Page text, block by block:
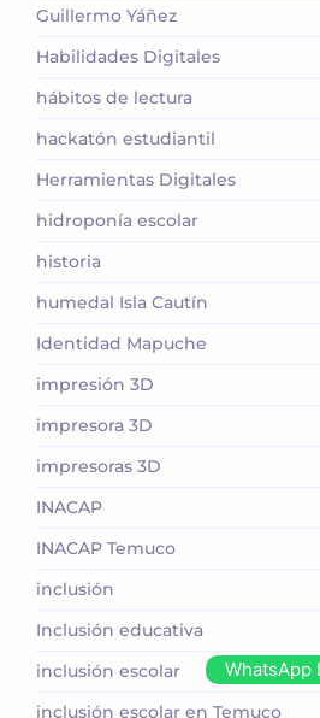
Guillermo Yáñez
Habilidades Digitales
hábitos de lectura
hackatón estudiantil
Herramientas Digitales
hidroponía escolar
historia
humedal Isla Cautín
Identidad Mapuche
impresión 3D
impresora 3D
impresoras 3D
INACAP
INACAP Temuco
inclusión
Inclusión educativa
inclusión escolar
inclusión escolar en Temuco
WhatsApp